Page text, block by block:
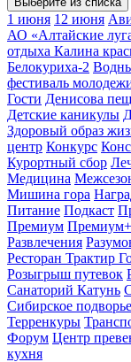
1 июня 12 июня
АО «Алтайские
отдыха Калина
Белокуриха-2
фестиваль
Гости Денисова
Детские каникулы
Здоровый образ
центр Конкурс
Курортный сбор
Медицина
Мишина гора
Питание Подкаст
Премиум Премиум+
Развлечения
Ресторан Трактир
Розыгрыш путевок
Санаторий Катунь
Сибирское подворье
Терренкуры
Форум Центр
кухня